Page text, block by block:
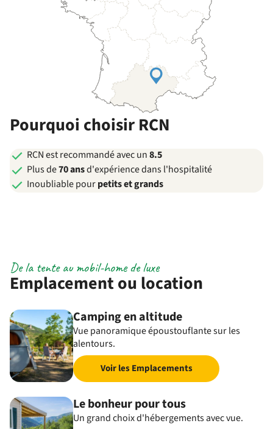
Pourquoi choisir RCN
RCN est recommandé avec un8.5
Plus de70 ansd'expérience dans l'hospitalité
Inoubliable pourpetits et grands
Emplacement ou location
De la tente au mobil-home de luxe
Camping en altitude
Vue panoramique époustouflante sur les
alentours.
Voir les Emplacements
Le bonheur pour tous
Un grand choix d'hébergements avec vue.